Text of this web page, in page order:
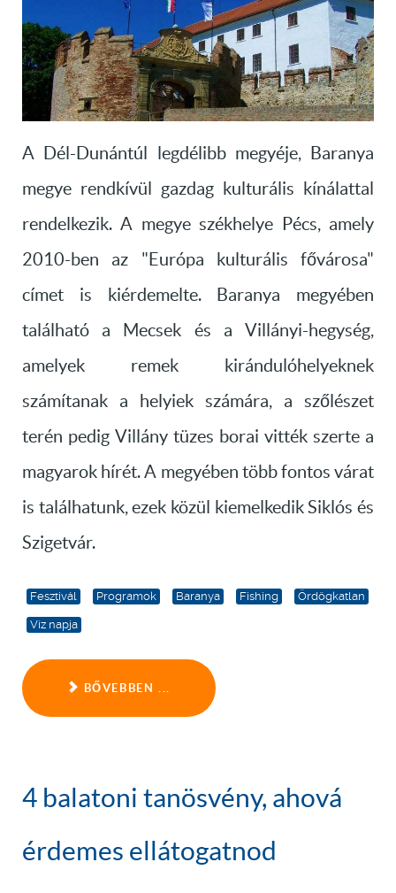
A Dél-Dunántúl legdélibb megyéje, Baranya
megye rendkívül gazdag kulturális kínálattal
rendelkezik. A megye székhelye Pécs, amely
2010-ben az "Európa kulturális fővárosa"
címet is kiérdemelte. Baranya megyében
található a Mecsek és a Villányi-hegység,
amelyek remek kirándulóhelyeknek
számítanak a helyiek számára, a szőlészet
terén pedig Villány tüzes borai vitték szerte a
magyarok hírét. A megyében több fontos várat
is találhatunk, ezek közül kiemelkedik Siklós és
Szigetvár.
Fesztivál Programok Baranya Fishing Ördögkatlan
Víz napja
BŐVEBBEN ...
4 balatoni tanösvény, ahová
érdemes ellátogatnod